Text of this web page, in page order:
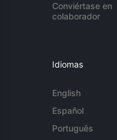
Conviértase en
colaborador
Idiomas
English
Español
Português